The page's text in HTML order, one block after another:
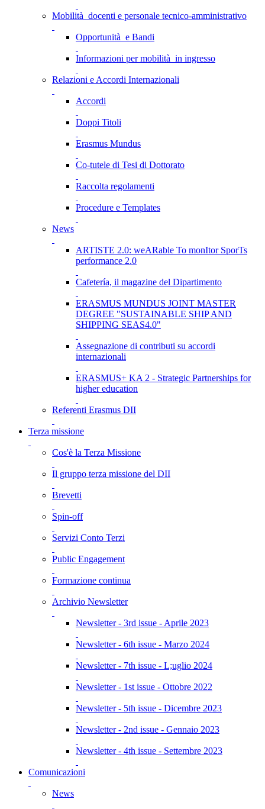
Mobilità docenti e personale tecnico-amministrativo
Opportunità e Bandi
Informazioni per mobilità in ingresso
Relazioni e Accordi Internazionali
Accordi
Doppi Titoli
Erasmus Mundus
Co-tutele di Tesi di Dottorato
Raccolta regolamenti
Procedure e Templates
News
ARTISTE 2.0: weARable To monItor SporTs
performance 2.0
Cafetería, il magazine del Dipartimento
ERASMUS MUNDUS JOINT MASTER
DEGREE "SUSTAINABLE SHIP AND
SHIPPING SEAS4.0"
Assegnazione di contributi su accordi
internazionali
ERASMUS+ KA 2 - Strategic Partnerships for
higher education
Referenti Erasmus DII
Terza missione
Cos'è la Terza Missione
Il gruppo terza missione del DII
Brevetti
Spin-off
Servizi Conto Terzi
Public Engagement
Formazione continua
Archivio Newsletter
Newsletter - 3rd issue - Aprile 2023
Newsletter - 6th issue - Marzo 2024
Newsletter - 7th issue - L;uglio 2024
Newsletter - 1st issue - Ottobre 2022
Newsletter - 5th issue - Dicembre 2023
Newsletter - 2nd issue - Gennaio 2023
Newsletter - 4th issue - Settembre 2023
Comunicazioni
News